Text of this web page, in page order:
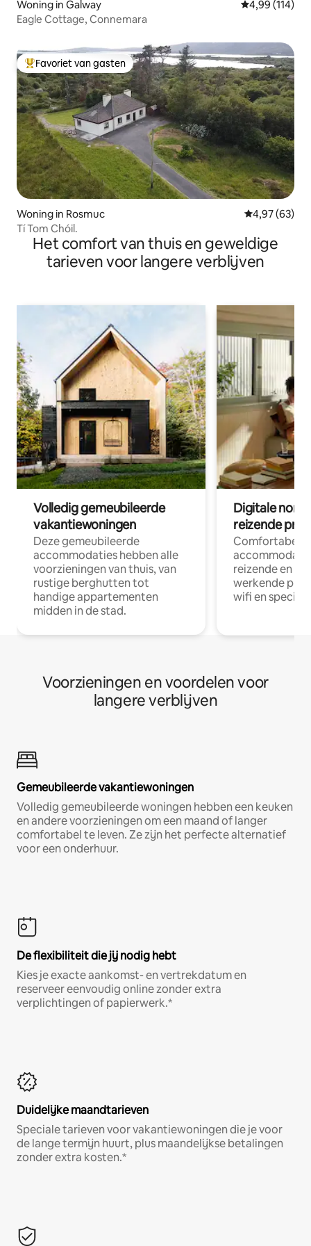
Woning in Galway Gemiddelde
4,99 (114)
Eagle Cottage, Connemara
Topfavoriet van gasten
Favoriet van gasten
Woning in Rosmuc Gemiddelde
4,97 (63)
Tí Tom Chóil.
Het comfort van thuis en geweldige
tarieven voor langere verblijven
Volledig gemeubileerde
vakantiewoningen
Deze gemeubileerde
accommodaties hebben alle
voorzieningen van thuis, van
rustige berghutten tot
handige appartementen
midden in de stad.
Digitale
reizende
Comfortabele
reizende en
werkende
wifi en
Voorzieningen en voordelen voor
langere verblijven
Gemeubileerde vakantiewoningen
Volledig gemeubileerde woningen hebben een keuken
en andere voorzieningen om een maand of langer
comfortabel te leven. Ze zijn het perfecte alternatief
voor een onderhuur.
De flexibiliteit die jij nodig hebt
Kies je exacte aankomst- en vertrekdatum en
reserveer eenvoudig online zonder extra
verplichtingen of papierwerk.*
Duidelijke maandtarieven
Speciale tarieven voor vakantiewoningen die je voor
de lange termijn huurt, plus maandelijkse betalingen
zonder extra kosten.*